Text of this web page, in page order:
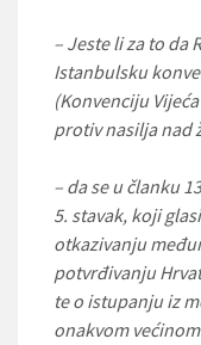
– Jeste li za to da
Istanbulsku
(Konvenciju
protiv nasilja nad
– da se u članku
5. stavak, koji
otkazivanju
potvrđivanju
te o istupanju iz
onakvom